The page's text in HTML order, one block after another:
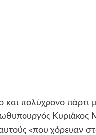
και πολύχρονο πάρτι
«που χόρευαν